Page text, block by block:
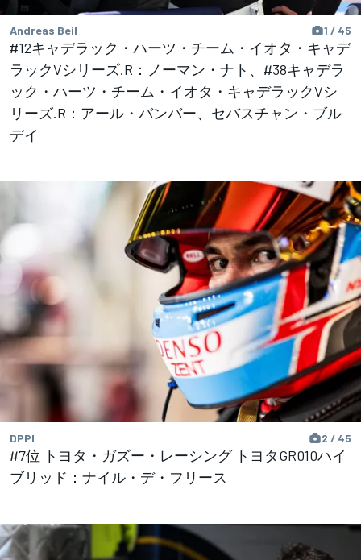
Andreas Beil 1 / 45
#12キャデラック・ハーツ・チーム・イオタ・キャデ
ラックVシリーズ.R：ノーマン・ナト、#38キャデラ
ック・ハーツ・チーム・イオタ・キャデラックVシ
リーズ.R：アール・バンバー、セバスチャン・ブル
デイ
DPPI 2 / 45
#7位 トヨタ・ガズー・レーシング トヨタGR010ハイ
ブリッド：ナイル・デ・フリース